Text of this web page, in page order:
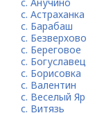
с. Астраханка
с. Барабаш
с. Безверхово
с. Береговое
с. Богуславец
с. Борисовка
с. Валентин
с. Веселый Яр
с. Витязь